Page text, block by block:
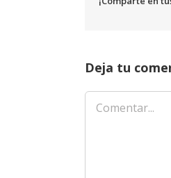
Deja tu
Comentar